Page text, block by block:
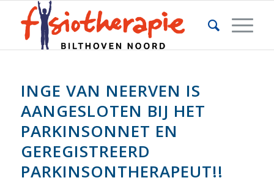
INGE VAN NEERVEN IS
AANGESLOTEN BIJ HET
PARKINSONNET EN
GEREGISTREERD
PARKINSONTHERAPEUT!!